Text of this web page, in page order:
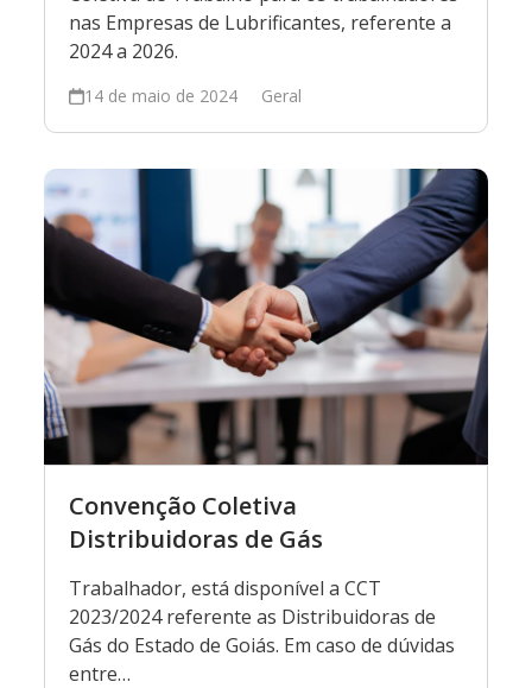
nas Empresas de Lubrificantes, referente a
2024 a 2026.
14 de maio de 2024 Geral
Convenção Coletiva
Distribuidoras de Gás
Trabalhador, está disponível a CCT
2023/2024 referente as Distribuidoras de
Gás do Estado de Goiás. Em caso de dúvidas
entre…